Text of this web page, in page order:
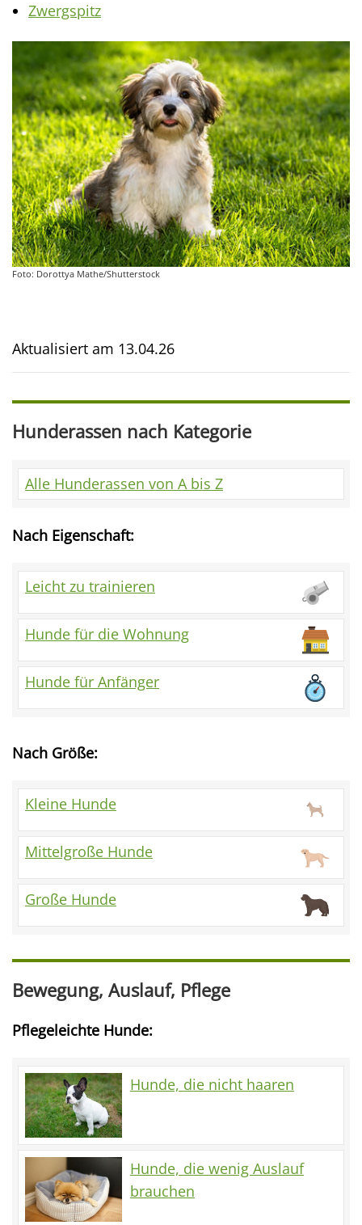
Zwergspitz
Foto: Dorottya Mathe/Shutterstock
Aktualisiert am 13.04.26
Hunderassen nach Kategorie
Alle Hunderassen von A bis Z
Nach Eigenschaft:
Leicht zu trainieren
Hunde für die Wohnung
Hunde für Anfänger
Nach Größe:
Kleine Hunde
Mittelgroße Hunde
Große Hunde
Bewegung, Auslauf, Pflege
Pflegeleichte Hunde:
Hunde, die nicht haaren
Hunde, die wenig Auslauf
brauchen